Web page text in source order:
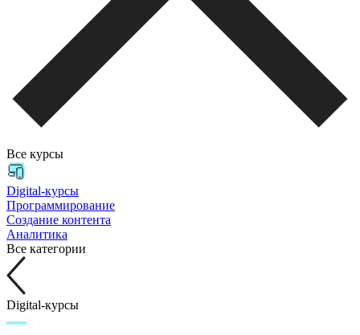
Все курсы
Digital-курсы
Программирование
Создание контента
Аналитика
Все категории
Digital-курсы